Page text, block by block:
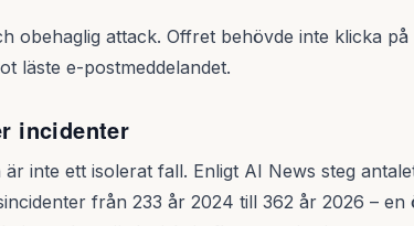
obehaglig attack. Offret behövde inte klicka på
läste e-postmeddelandet.
incidenter
inte ett isolerat fall. Enligt AI News steg
från 233 år 2024 till 362 år 2026 – en